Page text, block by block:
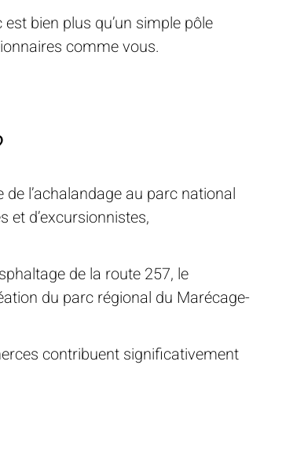
bien plus qu’un simple pôle
comme vous.
l’achalandage au parc national
d’excursionnistes,
de la route 257, le
du parc régional du Marécage-
contribuent significativement